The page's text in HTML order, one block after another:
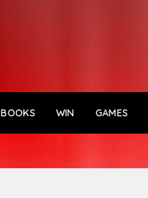
BOOKS WIN GAMES